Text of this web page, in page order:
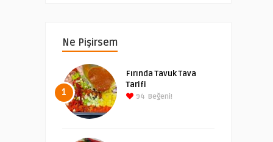
Ne Pişirsem
1
Fırında Tavuk Tava
Tarifi
94 Beğeni!